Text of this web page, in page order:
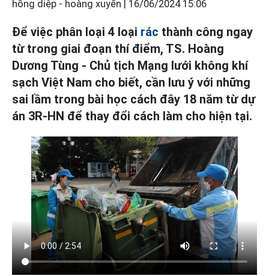
hồng diệp - hoàng xuyến | 16/06/2024 15:06
Để việc phân loại 4 loại rác thành công ngay
từ trong giai đoạn thí điểm, TS. Hoàng
Dương Tùng - Chủ tịch Mạng lưới không khí
sạch Việt Nam cho biết, cần lưu ý với những
sai lầm trong bài học cách đây 18 năm từ dự
án 3R-HN để thay đổi cách làm cho hiện tại.